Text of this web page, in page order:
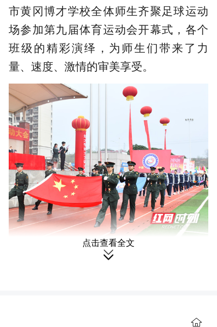
市黄冈博才学校全体师生齐聚足球运动
场参加第九届体育运动会开幕式，各个
班级的精彩演绎，为师生们带来了力
量、速度、激情的审美享受。
点击查看全文
